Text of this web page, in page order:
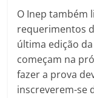
O Inep também
requerimentos
última edição
começam na
fazer a prova
inscreverem-se